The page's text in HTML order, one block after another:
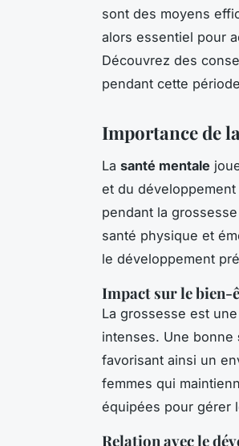
sont des moyens
alors essentiel pour
Découvrez des
pendant cette
Importance de
La santé mentale
et du
pendant la
santé physique et
le développement
Impact sur le bien-
La grossesse est
intenses. Une bonne
favorisant ainsi un
femmes qui
équipées pour gérer
Relation avec le